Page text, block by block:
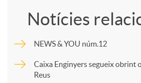
p
Notícies
NEWS & YOU núm.12
Caixa Enginyers segueix obrint
Reus